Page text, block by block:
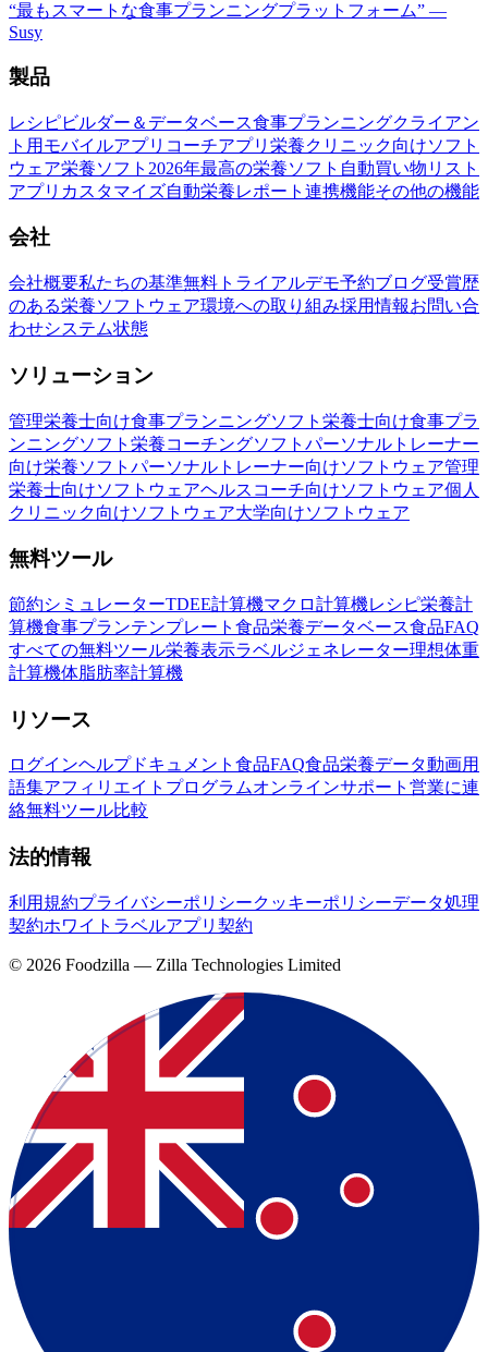
“最もスマートな食事プランニングプラットフォーム” —
Susy
製品
レシピビルダー＆データベース食事プランニングクライアン
ト用モバイルアプリ コーチアプリ 栄養クリニック向けソフト
ウェア栄養ソフト 2026年最高の栄養ソフト 自動買い物リスト
アプリカスタマイズ自動栄養レポート 連携機能その他の機能
会社
会社概要私たちの基準無料トライアルデモ予約ブログ受賞歴
のある栄養ソフトウェア環境への取り組み採用情報お問い合
わせシステム状態
ソリューション
管理栄養士向け食事プランニングソフト 栄養士向け食事プラ
ンニングソフト 栄養コーチングソフト パーソナルトレーナー
向け栄養ソフト パーソナルトレーナー向けソフトウェア管理
栄養士向けソフトウェアヘルスコーチ向けソフトウェア個人
クリニック向けソフトウェア大学向けソフトウェア
無料ツール
節約シミュレーターTDEE計算機マクロ計算機レシピ栄養計
算機食事プランテンプレート 食品栄養データベース食品FAQ
すべての無料ツール栄養表示ラベルジェネレーター理想体重
計算機体脂肪率計算機
リソース
ログインヘルプドキュメント 食品FAQ食品栄養データ動画用
語集アフィリエイトプログラムオンラインサポート 営業に連
絡無料ツール比較
法的情報
利用規約プライバシーポリシークッキーポリシーデータ処理
契約ホワイトラベルアプリ契約
© 2026 Foodzilla — Zilla Technologies Limited